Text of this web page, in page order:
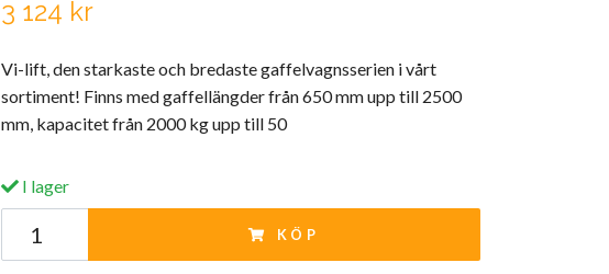
3 124 kr
Vi-lift, den starkaste och bredaste gaffelvagnsserien i vårt
sortiment! Finns med gaffellängder från 650 mm upp till 2500
mm, kapacitet från 2000 kg upp till 50
I lager
KÖP